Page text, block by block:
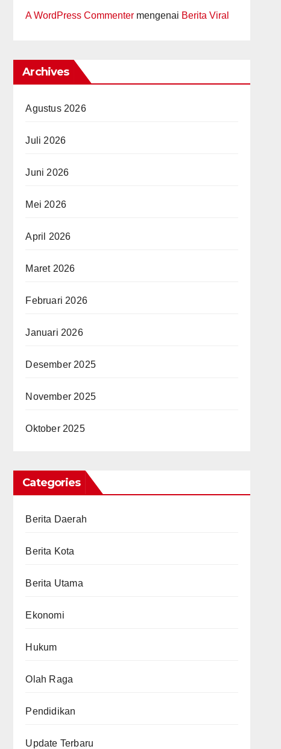
A WordPress Commenter mengenai Berita Viral
Archives
Agustus 2026
Juli 2026
Juni 2026
Mei 2026
April 2026
Maret 2026
Februari 2026
Januari 2026
Desember 2025
November 2025
Oktober 2025
Categories
Berita Daerah
Berita Kota
Berita Utama
Ekonomi
Hukum
Olah Raga
Pendidikan
Update Terbaru